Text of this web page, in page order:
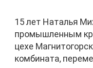
15 лет Наталья
промышленным
цехе
комбината,